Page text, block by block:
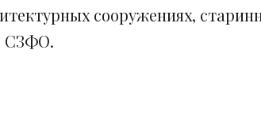
сооружениях,
СЗФО.